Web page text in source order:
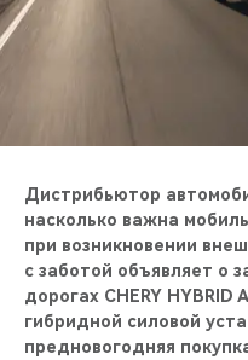
ВИДЕООБЗОРЫ
CHERY ДЛЯ ДЕТЕЙ
Дистрибьютор
насколько важна
при возникновении
с заботой объявляет о
дорогах CHERY
гибридной силовой
предновогодняя